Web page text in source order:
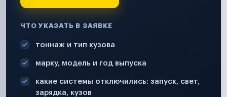
ЧТО УКАЗАТЬ В ЗАЯВКЕ
тоннаж и тип кузова
марку, модель и год выпуска
какие системы отключились: запуск, свет,
зарядка, кузов